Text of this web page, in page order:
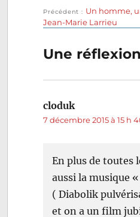
Navigation
Précédent
Publication
précédente :
Un homme,
Jean-Marie Larrieu
Une
cloduk
7 décembre 2015 à 15 h
En plus de toutes
aussi la musique
( Diabolik
et on a un film